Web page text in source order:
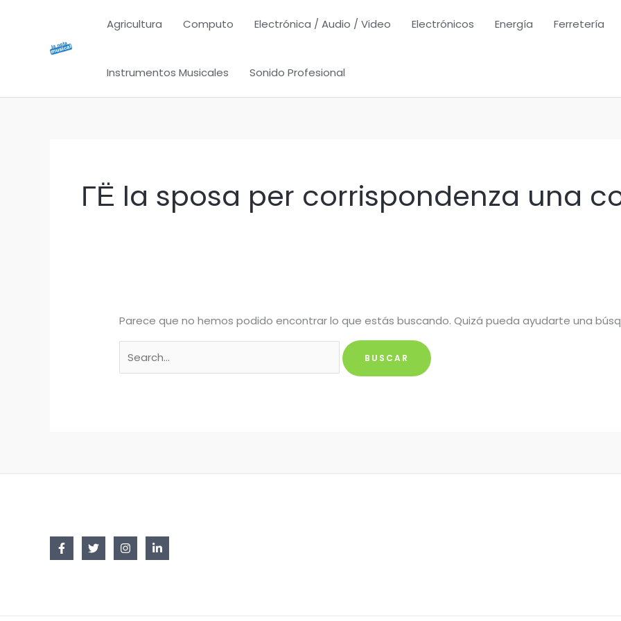
contenido
Agricultura Computo Electrónica / Audio / Video Electrónicos Energía Ferretería
Instrumentos Musicales Sonido Profesional
ГЁ la sposa per corrispondenza una
Parece que no hemos podido encontrar lo que estás buscando. Quizá pueda ayudarte una